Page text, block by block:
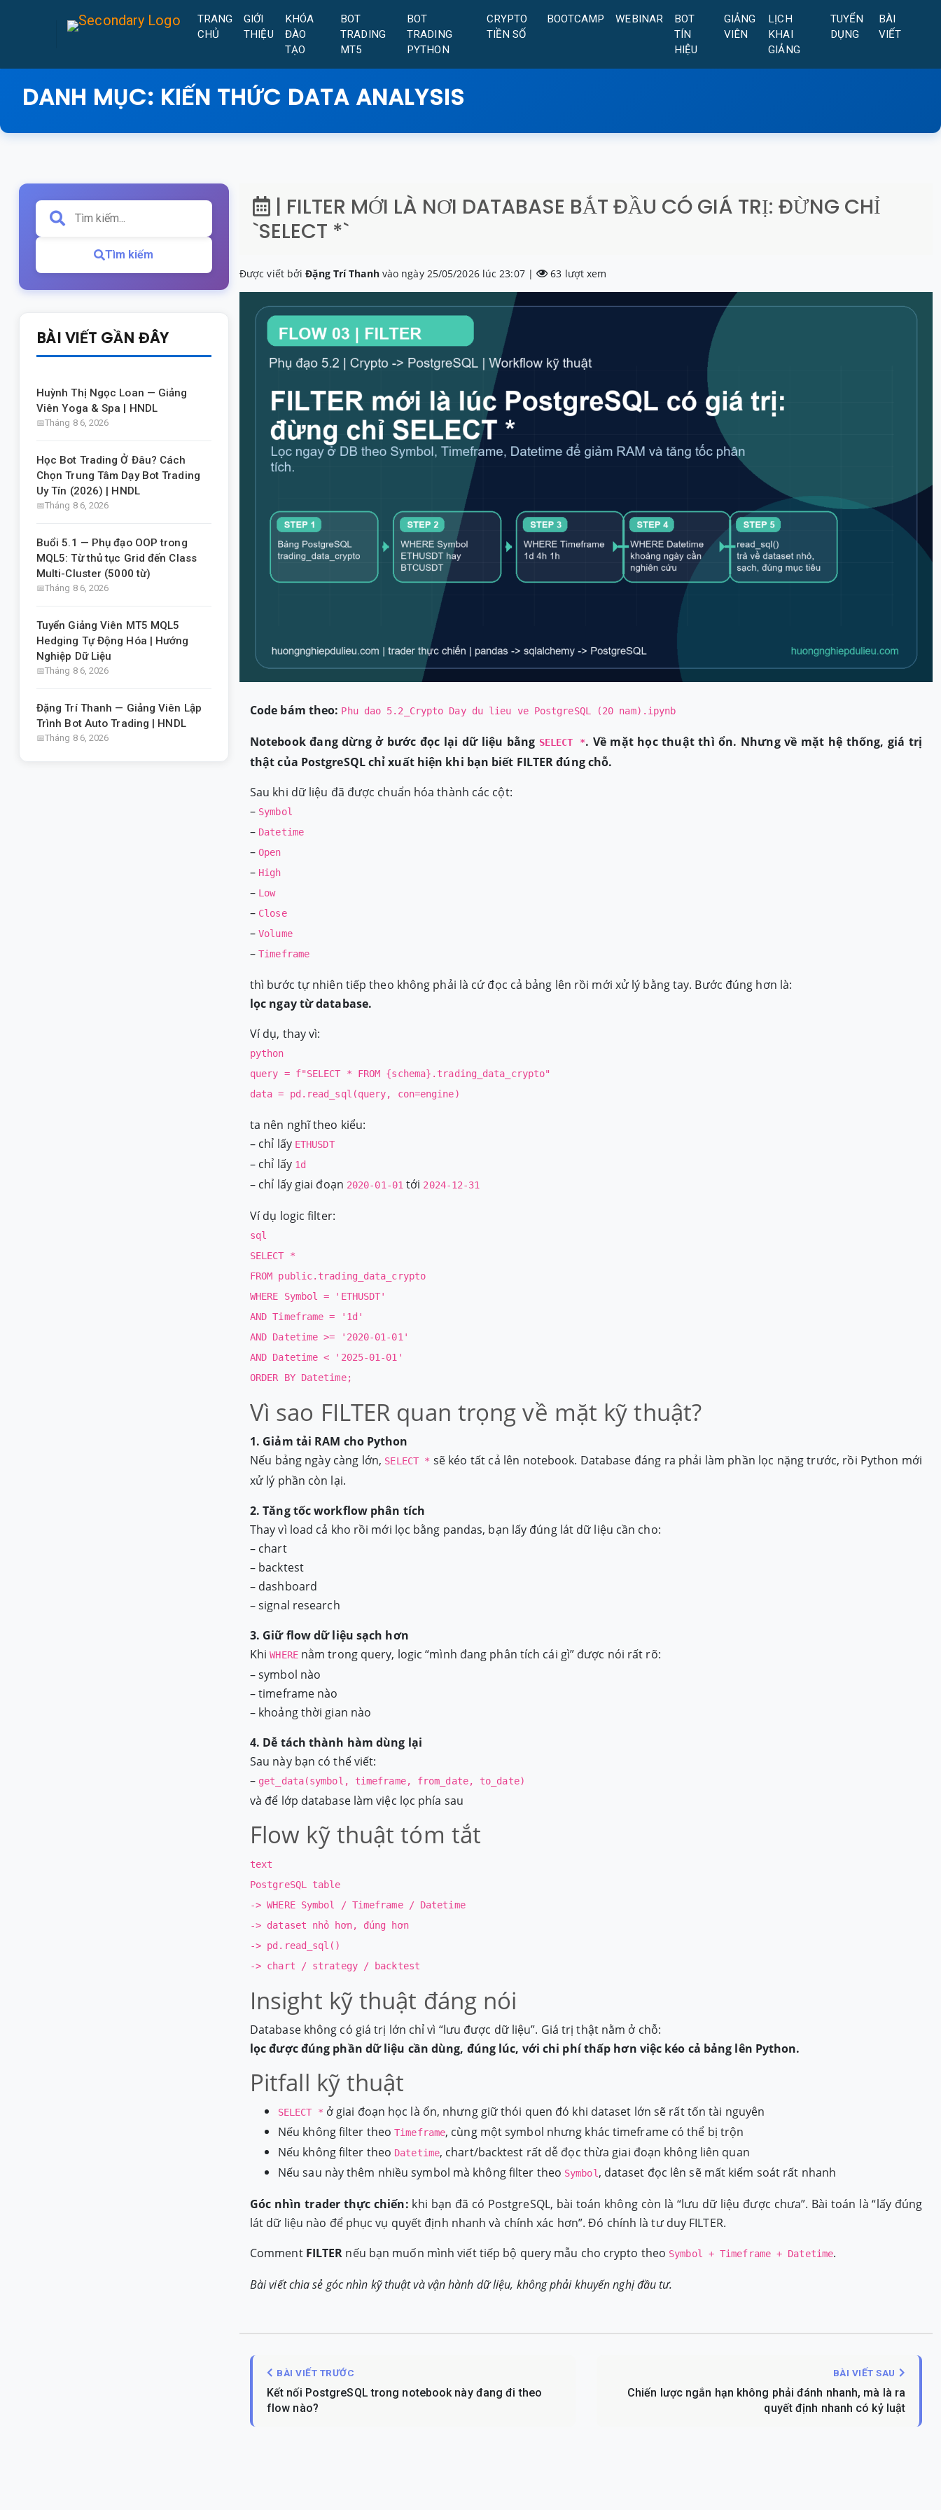
TRANG
CHỦ
GIỚI
THIỆU
KHÓA
ĐÀO
TẠO
BOT
TRADING
MT5
BOT
TRADING
PYTHON
CRYPTO
TIỀN SỐ
BOOTCAMP WEBINAR
BOT
TÍN
HIỆU
GIẢNG
VIÊN
LỊCH
KHAI
GIẢNG
TUYỂN
DỤNG
BÀI
VIẾT
DANH MỤC: KIẾN THỨC DATA ANALYSIS
Tìm kiếm
BÀI VIẾT GẦN ĐÂY
Huỳnh Thị Ngọc Loan — Giảng
Viên Yoga & Spa | HNDL
Tháng 8 6, 2026
Học Bot Trading Ở Đâu? Cách
Chọn Trung Tâm Dạy Bot Trading
Uy Tín (2026) | HNDL
Tháng 8 6, 2026
Buổi 5.1 — Phụ đạo OOP trong
MQL5: Từ thủ tục Grid đến Class
Multi-Cluster (5000 từ)
Tháng 8 6, 2026
Tuyển Giảng Viên MT5 MQL5
Hedging Tự Động Hóa | Hướng
Nghiệp Dữ Liệu
Tháng 8 6, 2026
Đặng Trí Thanh — Giảng Viên Lập
Trình Bot Auto Trading | HNDL
Tháng 8 6, 2026
| FILTER MỚI LÀ NƠI DATABASE BẮT ĐẦU CÓ GIÁ TRỊ: ĐỪNG CHỈ
`SELECT *`
Được viết bởiĐặng Trí Thanhvào ngày 25/05/2026 lúc 23:07 | 63 lượt xem
Code bám theo: Phu dao 5.2_Crypto Day du lieu ve PostgreSQL (20 nam).ipynb
Notebook đang dừng ở bước đọc lại dữ liệu bằng SELECT *. Về mặt học thuật thì ổn. Nhưng về mặt hệ thống, giá trị
thật của PostgreSQL chỉ xuất hiện khi bạn biết FILTER đúng chỗ.
Sau khi dữ liệu đã được chuẩn hóa thành các cột:
– Symbol
– Datetime
–Open
– High
– Low
– Close
–Volume
–Timeframe
thì bước tự nhiên tiếp theo không phải là cứ đọc cả bảng lên rồi mới xử lý bằng tay. Bước đúng hơn là:
lọc ngay từ database.
Ví dụ, thay vì:
python
query = f"SELECT * FROM {schema}.trading_data_crypto"
data = pd.read_sql(query, con=engine)
ta nên nghĩ theo kiểu:
– chỉ lấy ETHUSDT
– chỉ lấy 1d
– chỉ lấy giai đoạn 2020-01-01tới 2024-12-31
Ví dụ logic filter:
sql
SELECT *
FROM public.trading_data_crypto
WHERE Symbol = 'ETHUSDT'
AND Timeframe = '1d'
AND Datetime >= '2020-01-01'
AND Datetime < '2025-01-01'
ORDER BY Datetime;
Vì sao FILTER quan trọng về mặt kỹ thuật?
1. Giảm tải RAM cho Python
Nếu bảng ngày càng lớn, SELECT * sẽ kéo tất cả lên notebook. Database đáng ra phải làm phần lọc nặng trước, rồi Python mới
xử lý phần còn lại.
2. Tăng tốc workflow phân tích
Thay vì load cả kho rồi mới lọc bằng pandas, bạn lấy đúng lát dữ liệu cần cho:
– chart
– backtest
– dashboard
– signal research
3. Giữ flow dữ liệu sạch hơn
KhiWHEREnằm trong query, logic “mình đang phân tích cái gì” được nói rất rõ:
– symbol nào
– timeframe nào
– khoảng thời gian nào
4. Dễ tách thành hàm dùng lại
Sau này bạn có thể viết:
– get_data(symbol, timeframe, from_date, to_date)
và để lớp database làm việc lọc phía sau
Flow kỹ thuật tóm tắt
text
PostgreSQL table
-> WHERE Symbol / Timeframe / Datetime
-> dataset nhỏ hơn, đúng hơn
-> pd.read_sql()
-> chart / strategy / backtest
Insight kỹ thuật đáng nói
Database không có giá trị lớn chỉ vì “lưu được dữ liệu”. Giá trị thật nằm ở chỗ:
lọc được đúng phần dữ liệu cần dùng, đúng lúc, với chi phí thấp hơn việc kéo cả bảng lên Python.
Pitfall kỹ thuật
SELECT * ở giai đoạn học là ổn, nhưng giữ thói quen đó khi dataset lớn sẽ rất tốn tài nguyên
Nếu không filter theoTimeframe, cùng một symbol nhưng khác timeframe có thể bị trộn
Nếu không filter theo Datetime, chart/backtest rất dễ đọc thừa giai đoạn không liên quan
Nếu sau này thêm nhiều symbol mà không filter theo Symbol , dataset đọc lên sẽ mất kiểm soát rất nhanh
Góc nhìn trader thực chiến: khi bạn đã có PostgreSQL, bài toán không còn là “lưu dữ liệu được chưa”. Bài toán là “lấy đúng
lát dữ liệu nào để phục vụ quyết định nhanh và chính xác hơn”. Đó chính là tư duy FILTER.
Comment FILTER nếu bạn muốn mình viết tiếp bộ query mẫu cho crypto theo Symbol + Timeframe + Datetime.
Bài viết chia sẻ góc nhìn kỹ thuật và vận hành dữ liệu, không phải khuyến nghị đầu tư.
BÀI VIẾT TRƯỚC
Kết nối PostgreSQL trong notebook này đang đi theo
flow nào?
BÀI VIẾT SAU
Chiến lược ngắn hạn không phải đánh nhanh, mà là ra
quyết định nhanh có kỷ luật